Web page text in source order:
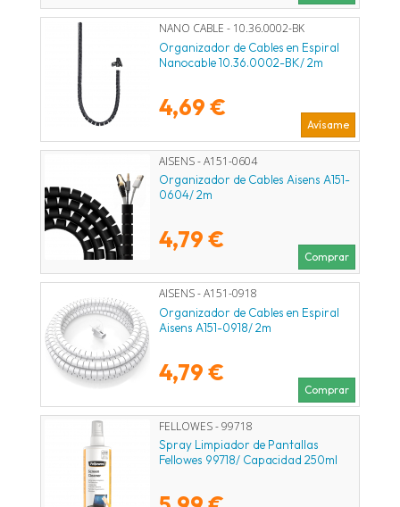
NANO CABLE - 10.36.0002-BK
Organizador de Cables en Espiral
Nanocable 10.36.0002-BK/ 2m
4,69 €
Avísame
AISENS - A151-0604
Organizador de Cables Aisens A151-
0604/ 2m
4,79 €
Comprar
AISENS - A151-0918
Organizador de Cables en Espiral
Aisens A151-0918/ 2m
4,79 €
Comprar
FELLOWES - 99718
Spray Limpiador de Pantallas
Fellowes 99718/ Capacidad 250ml